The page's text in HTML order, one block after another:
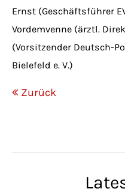
Ernst (Geschäftsführer
Vordemvenne (ärztl.
(Vorsitzender Deutsch-
Bielefeld e. V.)
Zurück